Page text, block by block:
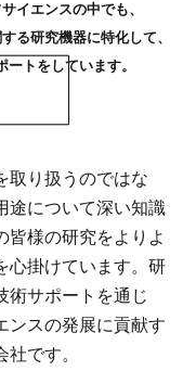
イエンスの中でも、
る研究機器に特化して、
ートをしています。
取り扱うのではな
途について深い知識
皆様の研究をよりよ
心掛けています。研
術サポートを通じ
ンスの発展に貢献す
社です。